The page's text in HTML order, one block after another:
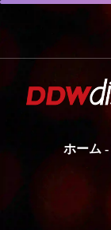
ホーム -